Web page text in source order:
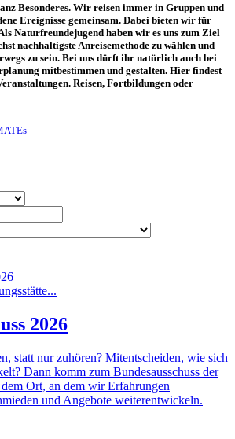
Besonderes. Wir reisen immer in Gruppen und
Ereignisse gemeinsam. Dabei bieten wir für
Naturfreundejugend haben wir es uns zum Ziel
nachhaltigste Anreisemethode zu wählen und
zu sein. Bei uns dürft ihr natürlich auch bei
mitbestimmen und gestalten. Hier findest
Reisen, Fortbildungen oder
2026
statt nur zuhören? Mitentscheiden, wie sich
Dann komm zum Bundesausschuss der
Ort, an dem wir Erfahrungen
und Angebote weiterentwickeln.